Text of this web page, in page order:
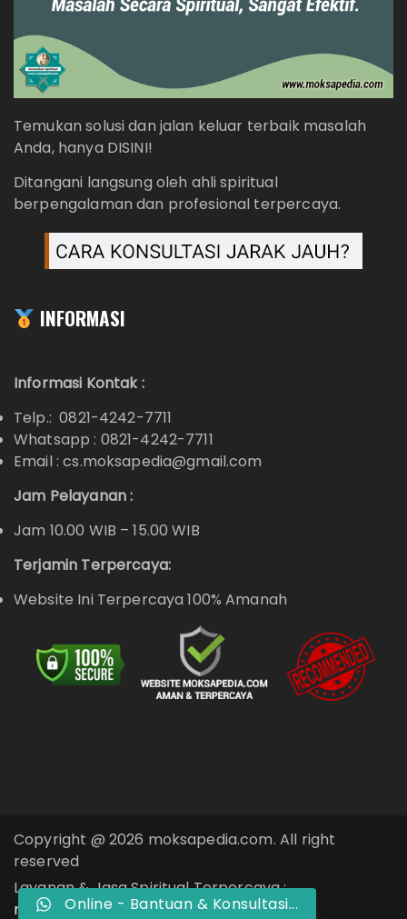
Temukan solusi dan jalan keluar terbaik masalah
Anda, hanya DISINI!
Ditangani langsung oleh ahli spiritual
berpengalaman dan profesional terpercaya.
INFORMASI
Informasi Kontak :
Telp.: 0821-4242-7711
Whatsapp : 0821-4242-7711
Email : cs.moksapedia@gmail.com
Jam Pelayanan :
Jam 10.00 WIB – 15.00 WIB
Terjamin Terpercaya:
Website Ini Terpercaya 100% Amanah
Copyright @ 2026 moksapedia.com. All right
reserved
Layanan & Jasa Spiritual Terpercaya :
moksapedia.com
Online - Bantuan & Konsultasi...